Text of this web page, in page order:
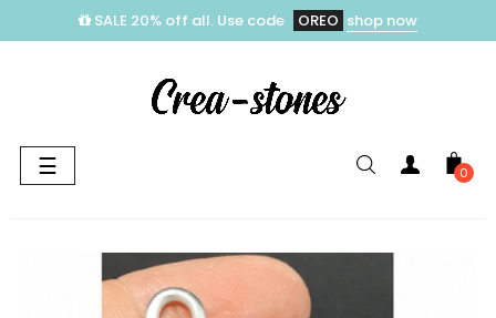
SALE 20% off all. Use code OREO shop now
Toggle
navigation
☰ 0